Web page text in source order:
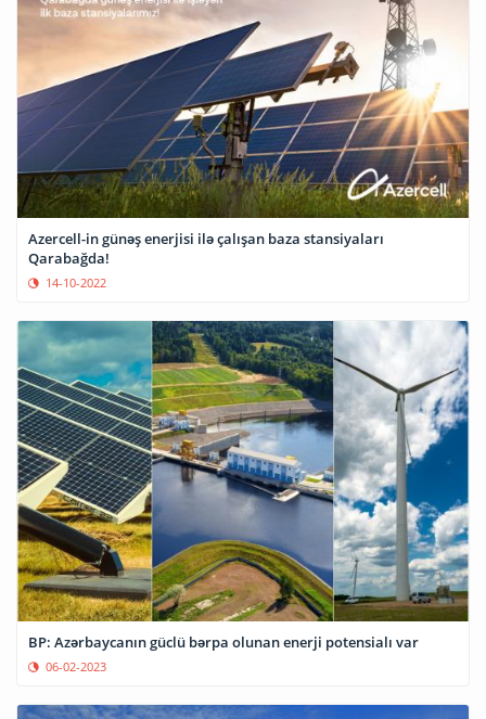
Azercell-in günəş enerjisi ilə çalışan baza stansiyaları
Qarabağda!
14-10-2022
BP: Azərbaycanın güclü bərpa olunan enerji potensialı var
06-02-2023